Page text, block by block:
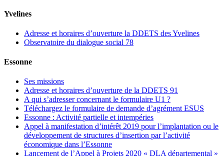
Yvelines
Adresse et horaires d’ouverture la DDETS des Yvelines
Observatoire du dialogue social 78
Essonne
Ses missions
Adresse et horaires d’ouverture de la DDETS 91
A qui s’adresser concernant le formulaire U1 ?
Téléchargez le formulaire de demande d’agrément ESUS
Essonne : Activité partielle et intempéries
Appel à manifestation d’intérêt 2019 pour l’implantation ou le
développement de structures d’insertion par l’activité
économique dans l’Essonne
Lancement de l’Appel à Projets 2020 « DLA départemental »